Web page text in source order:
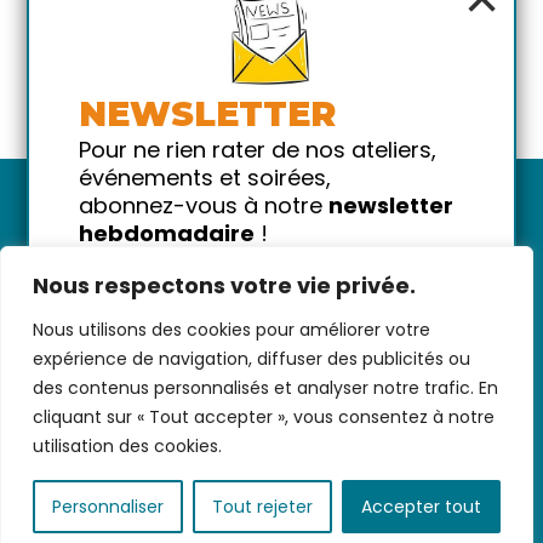
Nous respectons votre vie privée.
Nous utilisons des cookies pour améliorer votre
expérience de navigation, diffuser des publicités ou
des contenus personnalisés et analyser notre trafic. En
cliquant sur « Tout accepter », vous consentez à notre
utilisation des cookies.
Personnaliser Tout rejeter Accepter tout
Nous contacter- CGV/CGU-Données
personnelles-Infos pratiques- FAQ
NEWSLETTER
Pour ne rien rater de nos ateliers,
événements et soirées,
abonnez-vous à notre newsletter
hebdomadaire !
!
Votre email